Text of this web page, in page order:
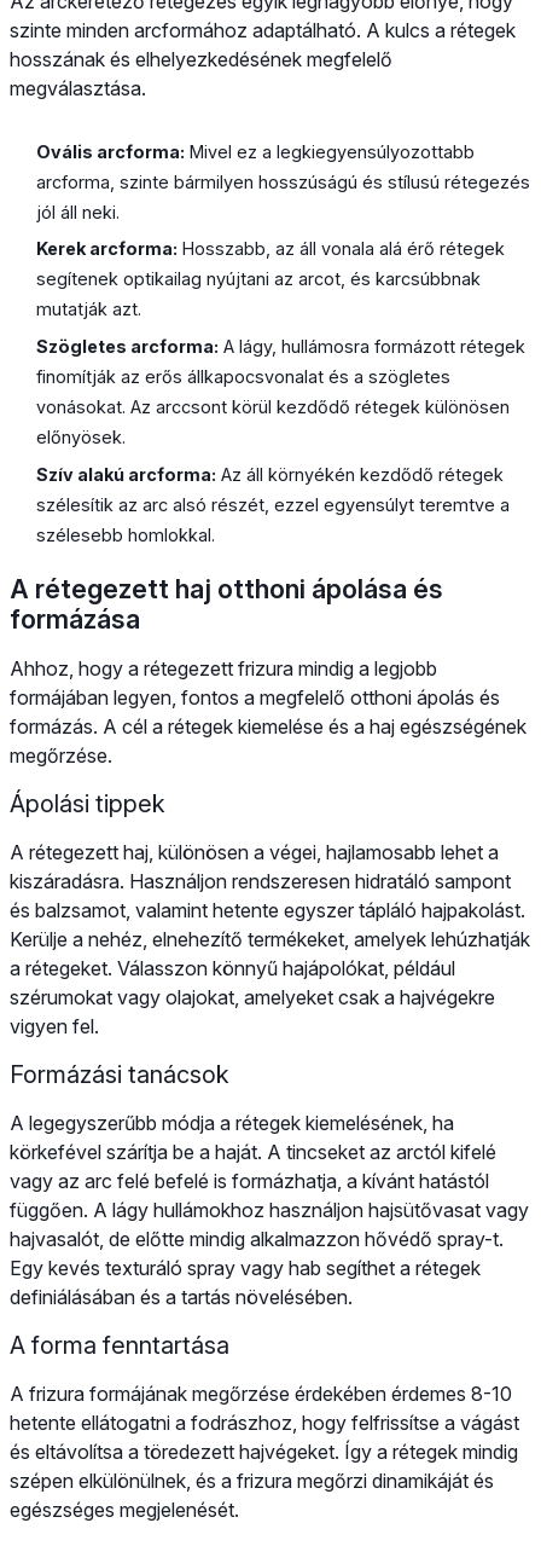
szinte minden arcformához adaptálható. A kulcs a rétegek
hosszának és elhelyezkedésének megfelelő
megválasztása.
Ovális arcforma: Mivel ez a legkiegyensúlyozottabb
arcforma, szinte bármilyen hosszúságú és stílusú rétegezés
jól áll neki.
Kerek arcforma: Hosszabb, az áll vonala alá érő rétegek
segítenek optikailag nyújtani az arcot, és karcsúbbnak
mutatják azt.
Szögletes arcforma: A lágy, hullámosra formázott rétegek
finomítják az erős állkapocsvonalat és a szögletes
vonásokat. Az arccsont körül kezdődő rétegek különösen
előnyösek.
Szív alakú arcforma: Az áll környékén kezdődő rétegek
szélesítik az arc alsó részét, ezzel egyensúlyt teremtve a
szélesebb homlokkal.
A rétegezett haj otthoni ápolása és
formázása
Ahhoz, hogy a rétegezett frizura mindig a legjobb
formájában legyen, fontos a megfelelő otthoni ápolás és
formázás. A cél a rétegek kiemelése és a haj egészségének
megőrzése.
Ápolási tippek
A rétegezett haj, különösen a végei, hajlamosabb lehet a
kiszáradásra. Használjon rendszeresen hidratáló sampont
és balzsamot, valamint hetente egyszer tápláló hajpakolást.
Kerülje a nehéz, elnehezítő termékeket, amelyek lehúzhatják
a rétegeket. Válasszon könnyű hajápolókat, például
szérumokat vagy olajokat, amelyeket csak a hajvégekre
vigyen fel.
Formázási tanácsok
A legegyszerűbb módja a rétegek kiemelésének, ha
körkefével szárítja be a haját. A tincseket az arctól kifelé
vagy az arc felé befelé is formázhatja, a kívánt hatástól
függően. A lágy hullámokhoz használjon hajsütővasat vagy
hajvasalót, de előtte mindig alkalmazzon hővédő spray-t.
Egy kevés texturáló spray vagy hab segíthet a rétegek
definiálásában és a tartás növelésében.
A forma fenntartása
A frizura formájának megőrzése érdekében érdemes 8-10
hetente ellátogatni a fodrászhoz, hogy felfrissítse a vágást
és eltávolítsa a töredezett hajvégeket. Így a rétegek mindig
szépen elkülönülnek, és a frizura megőrzi dinamikáját és
egészséges megjelenését.